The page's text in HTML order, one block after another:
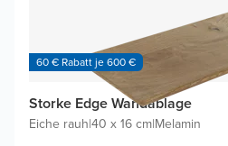
60 € Rabatt je 600 €
Storke Edge Wandablage
Eiche rauh|40 x 16 cm|Melamin